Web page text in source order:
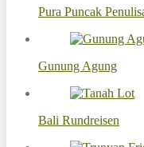
Pura Puncak
Gunung Agung
Bali Rundreisen